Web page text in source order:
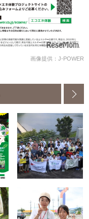
画像提供：J-POWER